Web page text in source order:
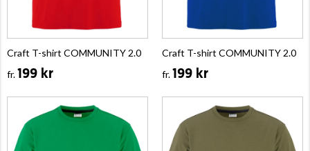
Craft T-shirt COMMUNITY 2.0
fr.199 kr
Craft T-shirt COMMUNITY 2.0
fr.199 kr